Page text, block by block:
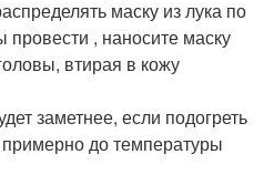
маску из лука по
, наносите маску
втирая в кожу
заметнее, если подогреть
до температуры